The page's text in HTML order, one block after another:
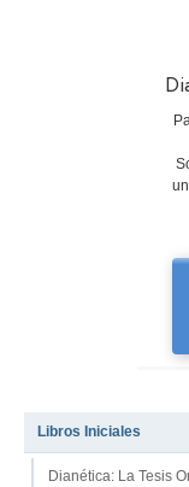
Libros Iniciales
Dianética: La Tesis